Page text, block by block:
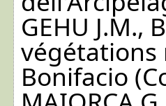
GEHU J.M.,
végétations
Bonifacio